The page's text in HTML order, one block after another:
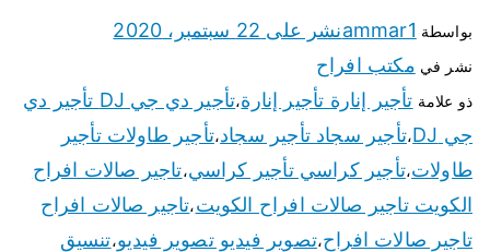
بواسطة ammar1نشر على 22 سبتمبر، 2020
نشر في مكتب افراح
ذو علامة تأجير إنارة تأجير إنارة،
تأجير دي جي DJ تأجير دي
جي DJ
،تأجير سجاد تأجير سجاد،تأجير طاولات تأجير
طاولات،تأجير كراسي تأجير كراسي،تاجير صالات افراح
الكويت تاجير صالات افراح الكويت،تاجير صالات افراح
تاجير صالات افراح،تصوير فيديو تصوير فيديو،تنسيق